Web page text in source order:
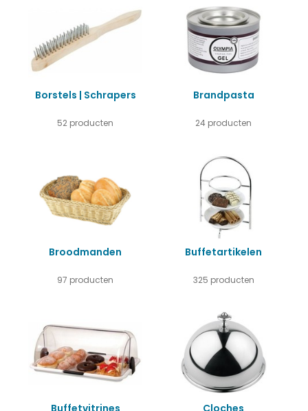
Borstels | Schrapers
52 producten
Brandpasta
24 producten
Broodmanden
97 producten
Buffetartikelen
325 producten